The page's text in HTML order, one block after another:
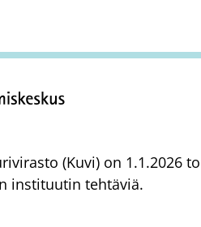
(Kuvi) on 1.1.2026
instituutin tehtäviä.